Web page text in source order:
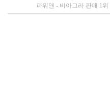
파워맨 - 비아그라 판매 1